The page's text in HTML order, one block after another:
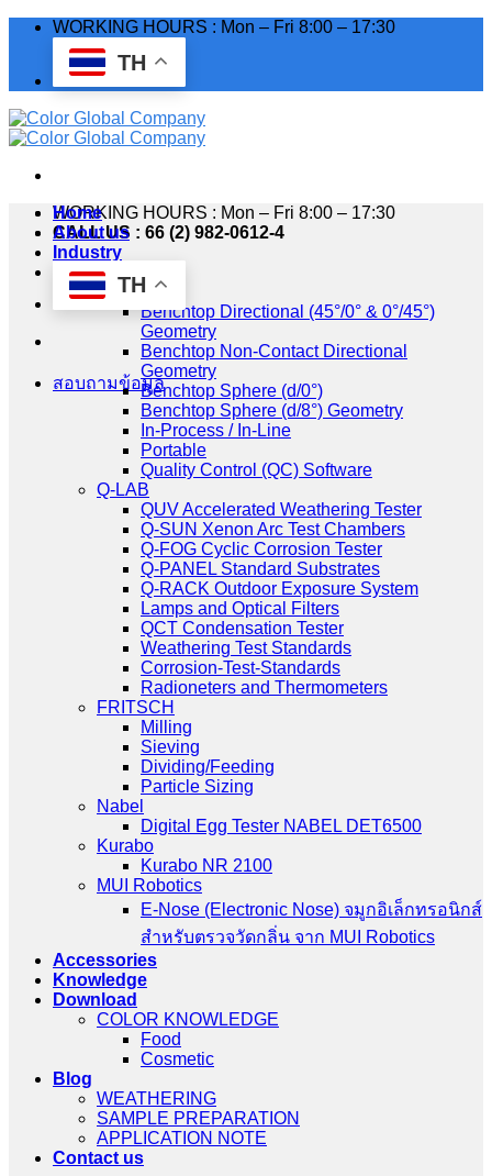
Skip
WORKING HOURS : Mon – Fri 8:00 – 17:30
TH
WORKING HOURS : Mon – Fri 8:00 – 17:30
CALL US : 66 (2) 982-0612-4
TH
สอบถามข้อมูล
Home
About us
Industry
Products
HunterLab
Benchtop Directional (45°/0° & 0°/45°)
Geometry
Benchtop Non-Contact Directional
Geometry
Benchtop Sphere (d/0°)
Benchtop Sphere (d/8°) Geometry
In-Process / In-Line
Portable
Quality Control (QC) Software
Q-LAB
QUV Accelerated Weathering Tester
Q-SUN Xenon Arc Test Chambers
Q-FOG Cyclic Corrosion Tester
Q-PANEL Standard Substrates
Q-RACK Outdoor Exposure System
Lamps and Optical Filters
QCT Condensation Tester
Weathering Test Standards
Corrosion-Test-Standards
Radioneters and Thermometers
FRITSCH
Milling
Sieving
Dividing/Feeding
Particle Sizing
Nabel
Digital Egg Tester NABEL DET6500
Kurabo
Kurabo NR 2100
MUI Robotics
E‑Nose (Electronic Nose) จมูกอิเล็กทรอนิกส์
สำหรับตรวจวัดกลิ่น จาก MUI Robotics
Accessories
Knowledge
Download
COLOR KNOWLEDGE
Food
Cosmetic
Blog
WEATHERING
SAMPLE PREPARATION
APPLICATION NOTE
Contact us